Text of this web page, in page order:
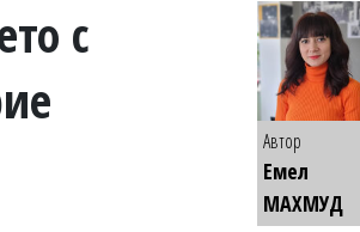
с
Автор
Емел
МАХМУД